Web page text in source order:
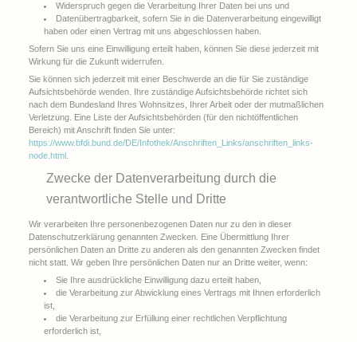
Widerspruch gegen die Verarbeitung Ihrer Daten bei uns und
Datenübertragbarkeit, sofern Sie in die Datenverarbeitung eingewilligt
haben oder einen Vertrag mit uns abgeschlossen haben.
Sofern Sie uns eine Einwilligung erteilt haben, können Sie diese jederzeit mit
Wirkung für die Zukunft widerrufen.
Sie können sich jederzeit mit einer Beschwerde an die für Sie zuständige
Aufsichtsbehörde wenden. Ihre zuständige Aufsichtsbehörde richtet sich
nach dem Bundesland Ihres Wohnsitzes, Ihrer Arbeit oder der mutmaßlichen
Verletzung. Eine Liste der Aufsichtsbehörden (für den nichtöffentlichen
Bereich) mit Anschrift finden Sie unter:
https://www.bfdi.bund.de/DE/Infothek/Anschriften_Links/anschriften_links-
node.html
Zwecke der Datenverarbeitung durch die
verantwortliche Stelle und Dritte
Wir verarbeiten Ihre personenbezogenen Daten nur zu den in dieser
Datenschutzerklärung genannten Zwecken. Eine Übermittlung Ihrer
persönlichen Daten an Dritte zu anderen als den genannten Zwecken findet
nicht statt. Wir geben Ihre persönlichen Daten nur an Dritte weiter, wenn:
Sie Ihre ausdrückliche Einwilligung dazu erteilt haben,
die Verarbeitung zur Abwicklung eines Vertrags mit Ihnen erforderlich
ist,
die Verarbeitung zur Erfüllung einer rechtlichen Verpflichtung
erforderlich ist,